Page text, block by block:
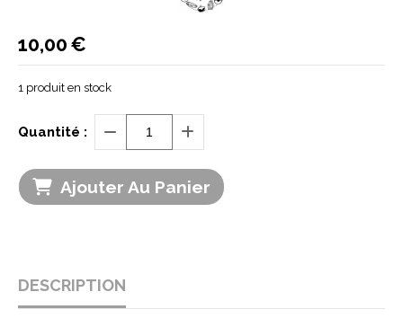
10,00€
1 produit en stock
Quantité :
Ajouter Au Panier
DESCRIPTION